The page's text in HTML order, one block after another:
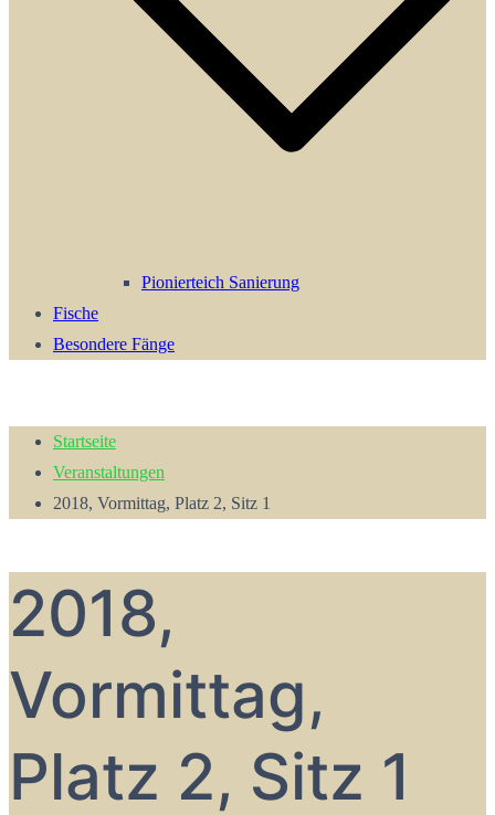
Pionierteich Sanierung
Fische
Besondere Fänge
Startseite
Veranstaltungen
2018, Vormittag, Platz 2, Sitz 1
2018,
Vormittag,
Platz 2, Sitz 1